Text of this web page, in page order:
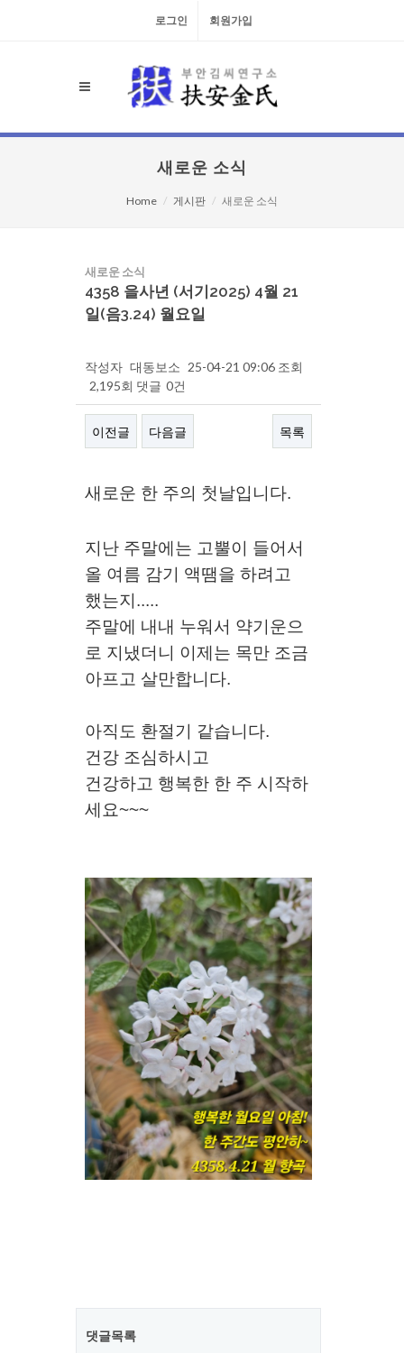
로그인 회원가입
새로운 소식
Home 게시판 새로운 소식
새로운 소식
4358 을사년 (서기2025) 4월 21
일(음3.24) 월요일
작성자 대동보소 25-04-21 09:06 조회
2,195회 댓글 0건
이전글 다음글 목록
본문
새로운 한 주의 첫날입니다.
지난 주말에는 고뿔이 들어서
올 여름 감기 액땜을 하려고
했는지.....
주말에 내내 누워서 약기운으
로 지냈더니 이제는 목만 조금
아프고 살만합니다.
아직도 환절기 같습니다.
건강 조심하시고
건강하고 행복한 한 주 시작하
세요~~~
댓글목록